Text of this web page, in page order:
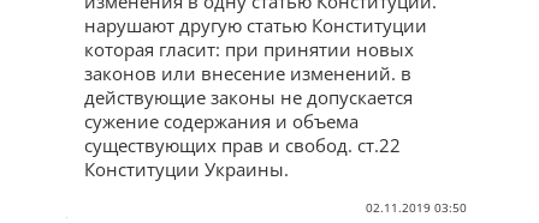
нарушают другую статью Конституции
которая гласит: при принятии новых
законов или внесение изменений. в
действующие законы не допускается
сужение содержания и объема
существующих прав и свобод. ст.22
Конституции Украины.
02.11.2019 03:50